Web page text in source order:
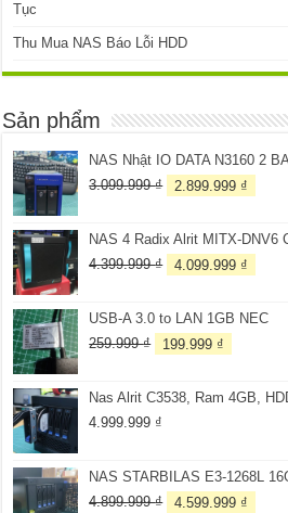
Tục
Thu Mua NAS Báo Lỗi HDD
Sản phẩm
NAS Nhật IO DATA N3160 2
3.099.999₫
Giá
3.099.999 ₫.
2.899.999 ₫
là:
NAS 4 Radix Alrit MITX-DNV6
4.399.999₫
Giá
4.399.999 ₫.
4.099.999 ₫
là:
USB-A 3.0 to LAN 1GB NEC
259.999₫
Giá
259.999 ₫.
199.999 ₫
là:
Nas Alrit C3538, Ram 4GB,
4.999.999 ₫
NAS STARBILAS E3-1268L
4.899.999₫
Giá
4.599.999 ₫